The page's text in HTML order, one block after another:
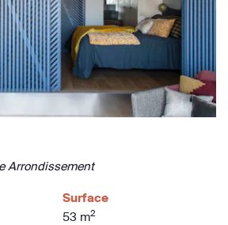
Arrondissement
Surface
53 m2